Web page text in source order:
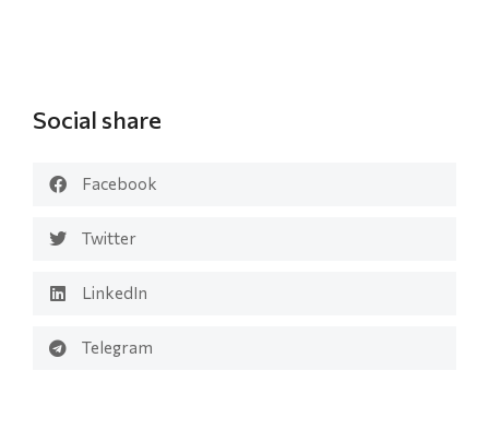
Social share
Facebook
Twitter
LinkedIn
Telegram